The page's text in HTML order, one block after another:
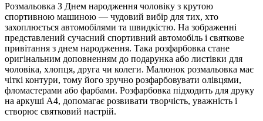
Розмальовка З Днем народження чоловіку з крутою
спортивною машиною — чудовий вибір для тих, хто
захоплюється автомобілями та швидкістю. На зображенні
представлений сучасний спортивний автомобіль і святкове
привітання з днем народження. Така розфарбовка стане
оригінальним доповненням до подарунка або листівки для
чоловіка, хлопця, друга чи колеги. Малюнок розмальовка має
чіткі контури, тому його зручно розфарбовувати олівцями,
фломастерами або фарбами. Розфарбовка підходить для друку
на аркуші А4, допомагає розвивати творчість, уважність і
створює святковий настрій.